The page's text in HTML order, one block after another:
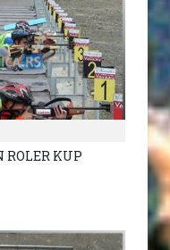
ROLER KUP